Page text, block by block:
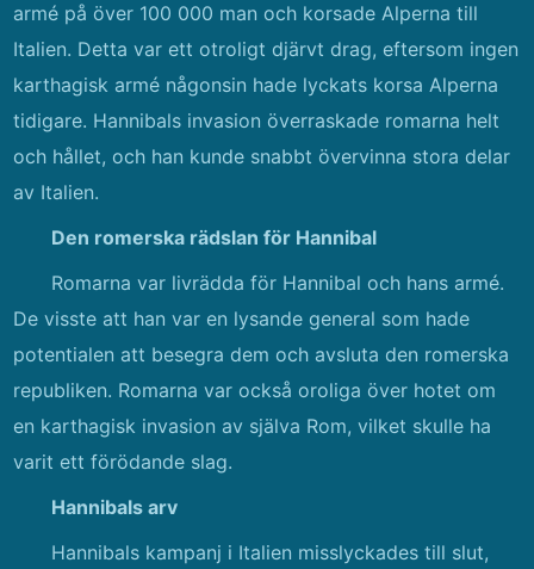
armé på över 100 000 man och korsade Alperna till
Italien. Detta var ett otroligt djärvt drag, eftersom ingen
karthagisk armé någonsin hade lyckats korsa Alperna
tidigare. Hannibals invasion överraskade romarna helt
och hållet, och han kunde snabbt övervinna stora delar
av Italien.
Den romerska rädslan för Hannibal
Romarna var livrädda för Hannibal och hans armé.
De visste att han var en lysande general som hade
potentialen att besegra dem och avsluta den romerska
republiken. Romarna var också oroliga över hotet om
en karthagisk invasion av själva Rom, vilket skulle ha
varit ett förödande slag.
Hannibals arv
Hannibals kampanj i Italien misslyckades till slut,